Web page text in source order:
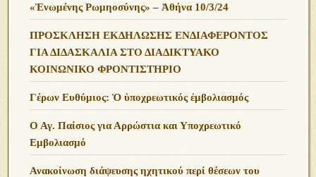
«Ἑνωμένης Ρωμηοσύνης» – Ἀθήνα 10/3/24
ΠΡΟΣΚΛΗΣΗ ΕΚΔΗΛΩΣΗΣ ΕΝΔΙΑΦΕΡΟΝΤΟΣ
ΓΙΑ ΔΙΔΑΣΚΑΛΙΑ ΣΤΟ ΔΙΑΔΙΚΤΥΑΚΟ
ΚΟΙΝΩΝΙΚΟ ΦΡΟΝΤΙΣΤΗΡΙΟ
Γέρων Ευθύμιος: Ὁ ὑποχρεωτικός ἐμβολιασμός
Ο Αγ. Παίσιος για Αρρώστια και Υποχρεωτικό
Εμβολιασμό
Ανακοίνωση διάψευσης ηχητικού περί θέσεων του